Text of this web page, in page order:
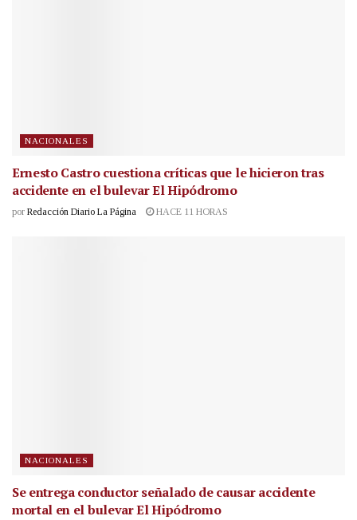
NACIONALES
Ernesto Castro cuestiona críticas que le hicieron tras
accidente en el bulevar El Hipódromo
por Redacción Diario La Página HACE 11 HORAS
NACIONALES
Se entrega conductor señalado de causar accidente
mortal en el bulevar El Hipódromo